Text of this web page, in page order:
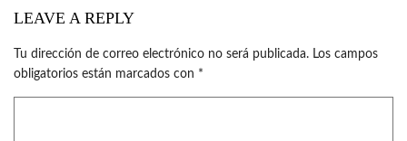
LEAVE A REPLY
Tu dirección de correo electrónico no será publicada. Los campos
obligatorios están marcados con *